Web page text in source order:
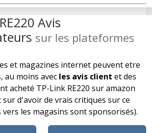
Avis
sur les plateformes
et magazines internet peuvent etre
au moins avec les avis client et des
acheté TP-Link RE220 sur amazon
d'avoir de vrais critiques sur ce
les magasins sont sponsorisés).